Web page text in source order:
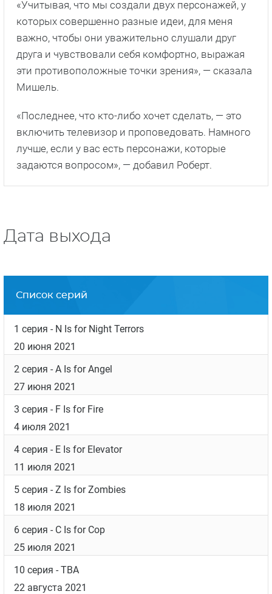
«Учитывая, что мы создали двух персонажей, у
которых совершенно разные идеи, для меня
важно, чтобы они уважительно слушали друг
друга и чувствовали себя комфортно, выражая
эти противоположные точки зрения», — сказала
Мишель.
«Последнее, что кто-либо хочет сделать, — это
включить телевизор и проповедовать. Намного
лучше, если у вас есть персонажи, которые
задаются вопросом», — добавил Роберт.
Дата выхода
Список серий
1 серия - N Is for Night Terrors
20 июня 2021
2 серия - A Is for Angel
27 июня 2021
3 серия - F Is for Fire
4 июля 2021
4 серия - E Is for Elevator
11 июля 2021
5 серия - Z Is for Zombies
18 июля 2021
6 серия - C Is for Cop
25 июля 2021
10 серия - TBA
22 августа 2021